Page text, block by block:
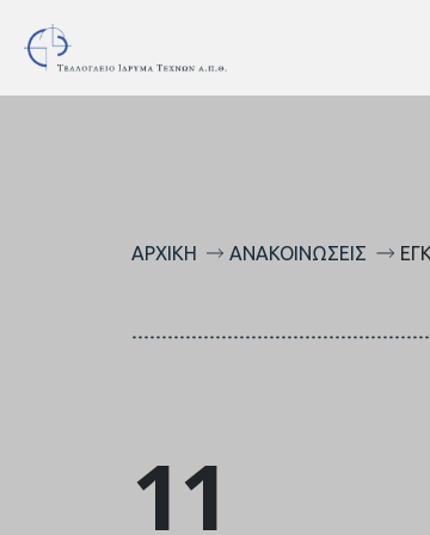
ΑΡΧΙΚΉ ΑΝΑΚΟΙΝΏΣΕΙΣ
11